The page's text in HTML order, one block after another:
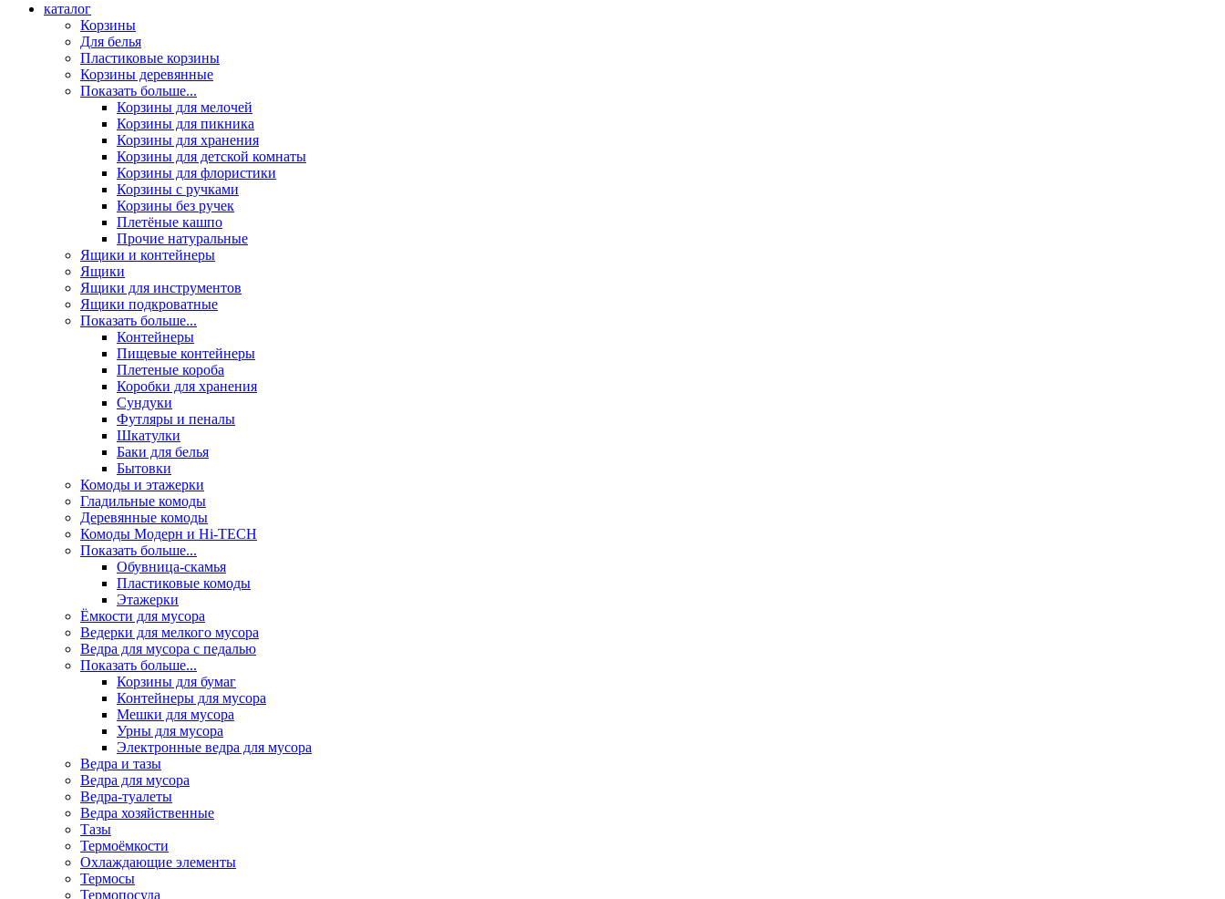
каталог
Корзины
Для белья
Пластиковые корзины
Корзины деревянные
Показать больше...
Корзины для мелочей
Корзины для пикника
Корзины для хранения
Корзины для детской комнаты
Корзины для флористики
Корзины с ручками
Корзины без ручек
Плетёные кашпо
Прочие натуральные
Ящики и контейнеры
Ящики
Ящики для инструментов
Ящики подкроватные
Показать больше...
Контейнеры
Пищевые контейнеры
Плетеные короба
Коробки для хранения
Сундуки
Футляры и пеналы
Шкатулки
Баки для белья
Бытовки
Комоды и этажерки
Гладильные комоды
Деревянные комоды
Комоды Модерн и Hi-TECH
Показать больше...
Обувница-скамья
Пластиковые комоды
Этажерки
Ёмкости для мусора
Ведерки для мелкого мусора
Ведра для мусора с педалью
Показать больше...
Корзины для бумаг
Контейнеры для мусора
Мешки для мусора
Урны для мусора
Электронные ведра для мусора
Ведра и тазы
Ведра для мусора
Ведра-туалеты
Ведра хозяйственные
Тазы
Термоёмкости
Охлаждающие элементы
Термосы
Термопосуда